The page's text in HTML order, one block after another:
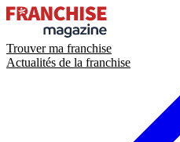
Trouver ma franchise
Actualités de la franchise